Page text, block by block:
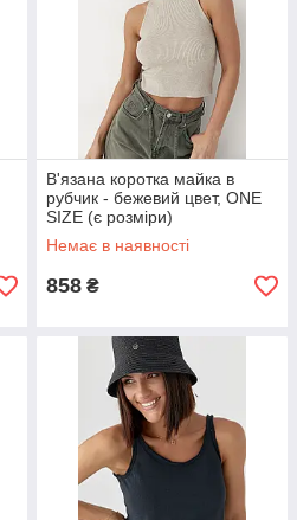
В'язана коротка майка в
рубчик - бежевий цвет, ONE
SIZE (є розміри)
Немає в наявності
858 ₴